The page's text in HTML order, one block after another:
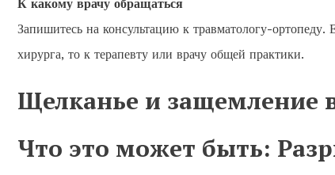
К какому врачу обращаться
Запишитесь на консультацию к травматологу-ортопеду.
хирурга, то к терапевту или врачу общей практики.
Щелканье и защемление
Что это может быть: